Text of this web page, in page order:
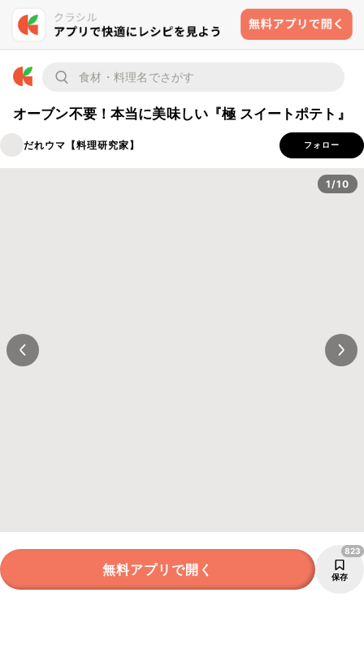
オーブン不要！本当に美味しい『極 スイートポテト』
だれウマ【料理研究家】 フォロー
1/10
無料アプリで開く 保存
823